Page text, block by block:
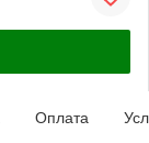
Оплата